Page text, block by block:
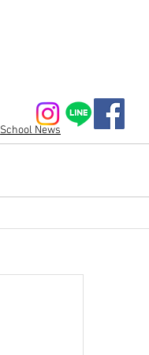
School News